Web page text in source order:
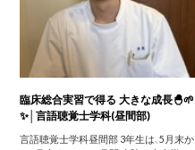
臨床総合実習で得る 大きな成長🐣🌱
✨│言語聴覚士学科(昼間部)
言語聴覚士学科昼間部 3年生は、5月末か